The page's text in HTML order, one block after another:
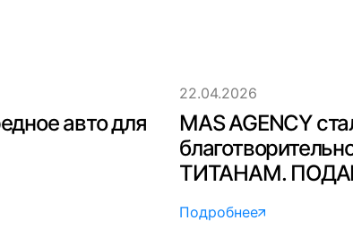
авто для
22.04.2026
MAS AGENCY
ТИТАНАМ.
Подробнее